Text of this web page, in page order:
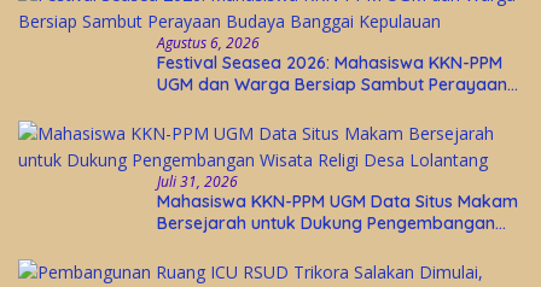
Agustus 6, 2026
Festival Seasea 2026: Mahasiswa KKN-PPM
UGM dan Warga Bersiap Sambut Perayaan
Juli 31, 2026
Mahasiswa KKN-PPM UGM Data Situs Makam
Bersejarah untuk Dukung Pengembangan